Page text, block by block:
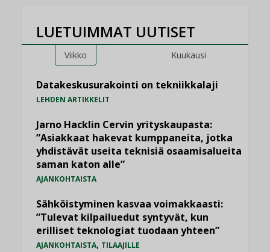
LUETUIMMAT UUTISET
Viikko Kuukausi
Datakeskusurakointi on tekniikkalaji
LEHDEN ARTIKKELIT
Jarno Hacklin Cervin yrityskaupasta:
”Asiakkaat hakevat kumppaneita, jotka
yhdistävät useita teknisiä osaamisalueita
saman katon alle”
AJANKOHTAISTA
Sähköistyminen kasvaa voimakkaasti:
”Tulevat kilpailuedut syntyvät, kun
erilliset teknologiat tuodaan yhteen”
AJANKOHTAISTA, TILAAJILLE